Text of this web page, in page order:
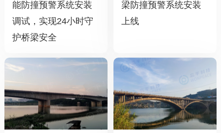
能防撞预警系统安装
调试，实现24小时守
护桥梁安全
梁防撞预警系统安装
上线